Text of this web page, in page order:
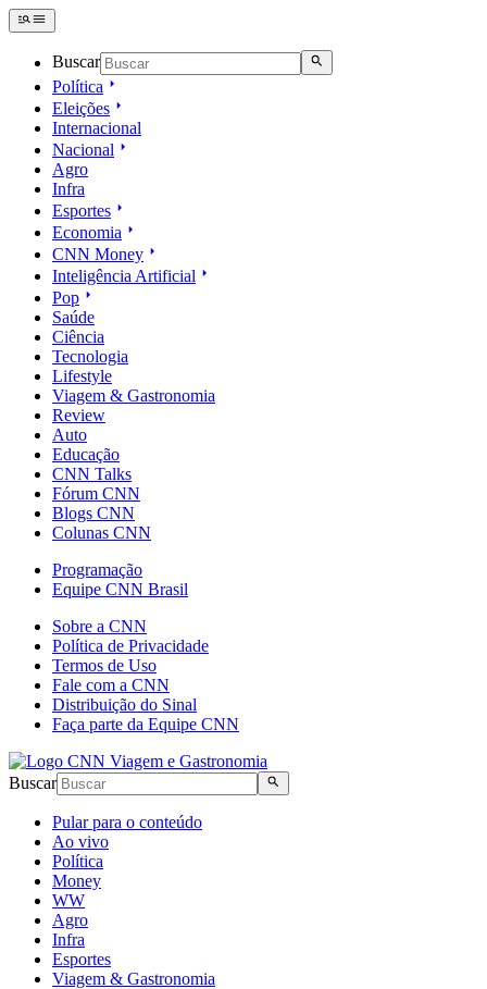
Buscar
Política
Eleições
Internacional
Nacional
Agro
Infra
Esportes
Economia
CNN Money
Inteligência Artificial
Pop
Saúde
Ciência
Tecnologia
Lifestyle
Viagem & Gastronomia
Review
Auto
Educação
CNN Talks
Fórum CNN
Blogs CNN
Colunas CNN
Programação
Equipe CNN Brasil
Sobre a CNN
Política de Privacidade
Termos de Uso
Fale com a CNN
Distribuição do Sinal
Faça parte da Equipe CNN
Buscar
Pular para o conteúdo
Ao vivo
Política
Money
WW
Agro
Infra
Esportes
Viagem & Gastronomia